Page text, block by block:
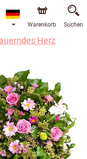
Warenkorb Suchen
Herz